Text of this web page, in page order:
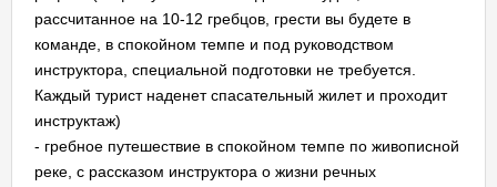
рассчитанное на 10-12 гребцов, грести вы будете в
команде, в спокойном темпе и под руководством
инструктора, специальной подготовки не требуется.
Каждый турист наденет спасательный жилет и проходит
инструктаж)
- гребное путешествие в спокойном темпе по живописной
реке, с рассказом инструктора о жизни речных